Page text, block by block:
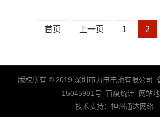
首页 上一页 1 2
版权所有 © 2019 深圳市力电电池有限公司
15045981号
百度统计
网站
技术支持： 神州通达网络